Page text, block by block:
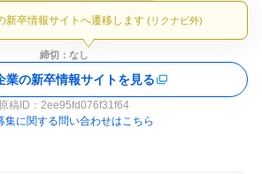
新卒情報サイトへ遷移します (リクナビ外)
締切：なし
業の新卒情報サイトを見る
原稿ID： 2ee95fd076f31f64
集に関する問い合わせはこちら